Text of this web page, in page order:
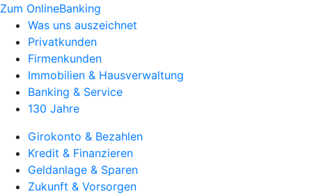
Zum OnlineBanking
Was uns auszeichnet
Privatkunden
Firmenkunden
Immobilien & Hausverwaltung
Banking & Service
130 Jahre
Girokonto & Bezahlen
Kredit & Finanzieren
Geldanlage & Sparen
Zukunft & Vorsorgen